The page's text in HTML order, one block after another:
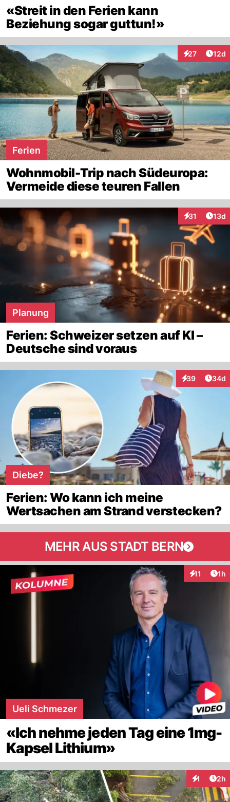
«Streit in den Ferien kann
Beziehung sogar guttun!»
27
Interaktionen
12d
Ferien
Wohnmobil-Trip nach Südeuropa:
Vermeide diese teuren Fallen
31
Interaktionen
13d
Planung
Ferien: Schweizer setzen auf KI –
Deutsche sind voraus
39
Interaktionen
34d
Diebe?
Ferien: Wo kann ich meine
Wertsachen am Strand verstecken?
MEHR AUS STADT BERN
11 1h
Ueli Schmezer
«Ich nehme jeden Tag eine 1mg-
Kapsel Lithium»
1 2h